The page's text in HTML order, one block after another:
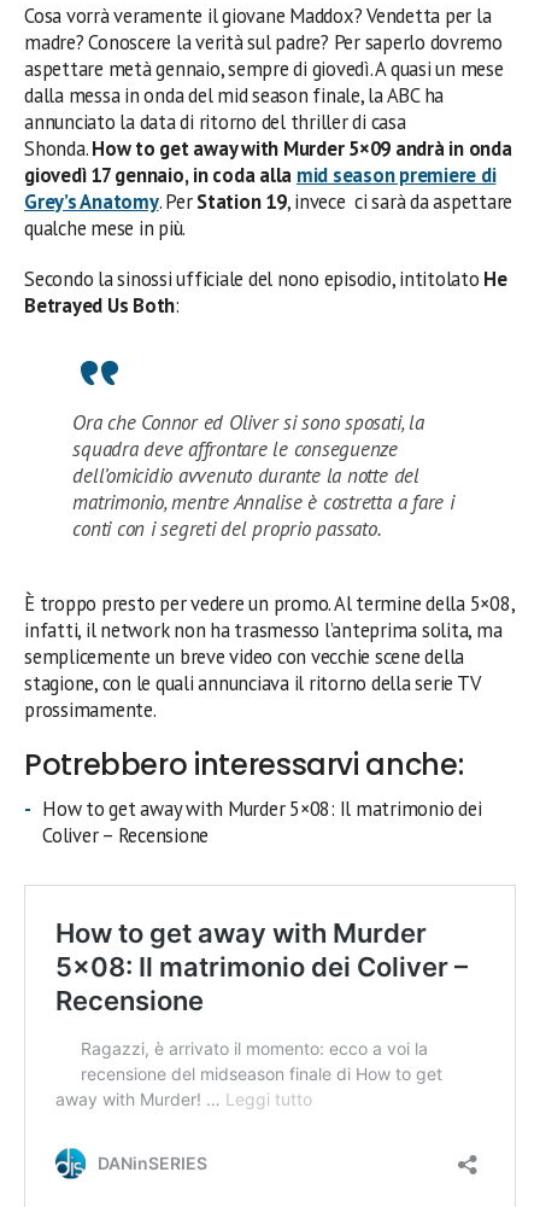
Cosa vorrà veramente il giovane Maddox? Vendetta per la
madre? Conoscere la verità sul padre? Per saperlo dovremo
aspettare metà gennaio, sempre di giovedì. A quasi un mese
dalla messa in onda del mid season finale, la ABC ha
annunciato la data di ritorno del thriller di casa
Shonda.How to get away with Murder 5×09 andrà in onda
giovedì 17 gennaio, in coda alla mid season premiere di
Grey’s Anatomy. PerStation 19, invece ci sarà da aspettare
qualche mese in più.
Secondo la sinossi ufficiale del nono episodio, intitolato He
Betrayed Us Both:
Ora che Connor ed Oliver si sono sposati, la
squadra deve affrontare le conseguenze
dell’omicidio avvenuto durante la notte del
matrimonio, mentre Annalise è costretta a fare i
conti con i segreti del proprio passato.
È troppo presto per vedere un promo. Al termine della 5×08,
infatti, il network non ha trasmesso l’anteprima solita, ma
semplicemente un breve video con vecchie scene della
stagione, con le quali annunciava il ritorno della serie TV
prossimamente.
Potrebbero interessarvi anche:
How to get away with Murder 5×08: Il matrimonio dei
Coliver – Recensione